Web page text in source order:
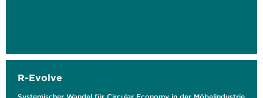
R-Evolve